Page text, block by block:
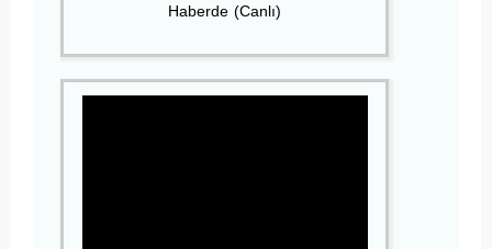
Haberde (Canlı)